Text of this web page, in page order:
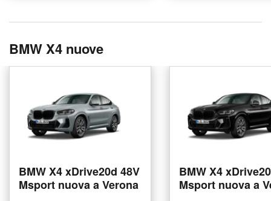
BMW X4 nuove
BMW X4 xDrive20d 48V
Msport nuova a Verona
BMW X4
Msport nuova a